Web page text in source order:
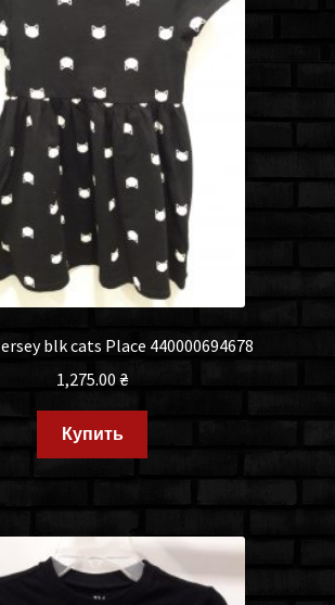
blk cats Place 440000694678
1,275.00 ₴
Купить